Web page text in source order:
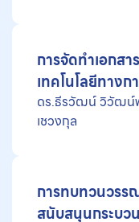
การจัดทำเอกส
เทคโนโลยีทาง
ดร.ธีรวัฒน์ วิวัฒ
เชวงกุล
การทบทวนวรร
สนับสนุนกระบ